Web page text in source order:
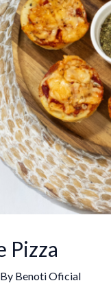
Pizza
Benoti Oficial